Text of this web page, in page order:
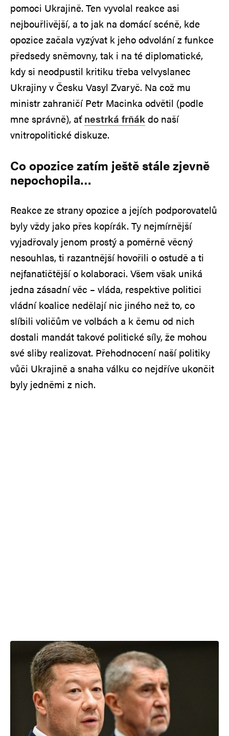
pomoci Ukrajině. Ten vyvolal reakce asi
nejbouřlivější, a to jak na domácí scéně, kde
opozice začala vyzývat k jeho odvolání z funkce
předsedy sněmovny, tak i na té diplomatické,
kdy si neodpustil kritiku třeba velvyslanec
Ukrajiny v Česku Vasyl Zvaryč. Na což mu
ministr zahraničí Petr Macinka odvětil (podle
mne správně), ať nestrká frňákdo naší
vnitropolitické diskuze.
Co opozice zatím ještě stále zjevně
nepochopila…
Reakce ze strany opozice a jejích podporovatelů
byly vždy jako přes kopírák. Ty nejmírnější
vyjadřovaly jenom prostý a poměrně věcný
nesouhlas, ti razantnější hovořili o ostudě a ti
nejfanatičtější o kolaboraci. Všem však uniká
jedna zásadní věc – vláda, respektive politici
vládní koalice nedělají nic jiného než to, co
slíbili voličům ve volbách a k čemu od nich
dostali mandát takové politické síly, že mohou
své sliby realizovat. Přehodnocení naší politiky
vůči Ukrajině a snaha válku co nejdříve ukončit
byly jedněmi z nich.